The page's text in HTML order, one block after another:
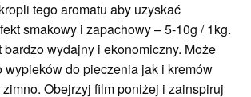
tego aromatu aby uzyskać
smakowy i zapachowy – 5-10g / 1kg.
bardzo wydajny i ekonomiczny. Może
wypieków do pieczenia jak i kremów
Obejrzyj film poniżej i zainspiruj